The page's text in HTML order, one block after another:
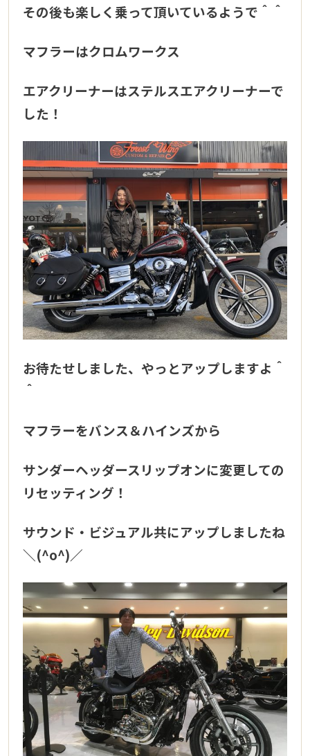
その後も楽しく乗って頂いているようで＾＾
マフラーはクロムワークス
エアクリーナーはステルスエアクリーナーで
した！
お待たせしました、やっとアップしますよ＾
＾
マフラーをバンス＆ハインズから
サンダーヘッダースリップオンに変更しての
リセッティング！
サウンド・ビジュアル共にアップしましたね
＼(^o^)／